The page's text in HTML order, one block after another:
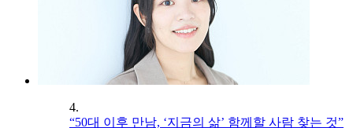
4.
“50대 이후 만남, ‘지금의 삶’ 함께할 사람 찾는 것”